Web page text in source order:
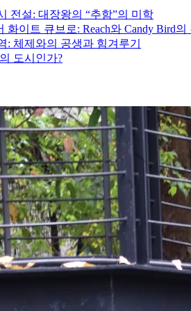
전설: 대장왕의 “추함”의 미학
화이트 큐브로: Reach와 Candy Bird의
: 체제와의 공생과 힘겨루기
도시인가?